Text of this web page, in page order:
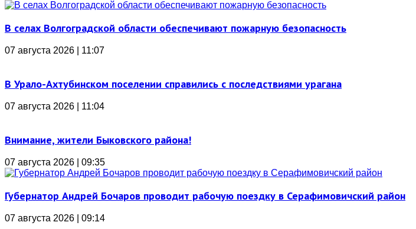
В селах Волгоградской области обеспечивают пожарную безопасность
07 августа 2026 | 11:07
В Урало-Ахтубинском поселении справились с последствиями урагана
07 августа 2026 | 11:04
Внимание, жители Быковского района!
07 августа 2026 | 09:35
Губернатор Андрей Бочаров проводит рабочую поездку в Серафимовичский район
07 августа 2026 | 09:14